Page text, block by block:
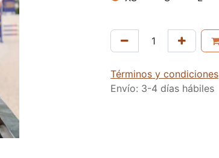
Términos y condiciones
Envío: 3-4 días hábiles